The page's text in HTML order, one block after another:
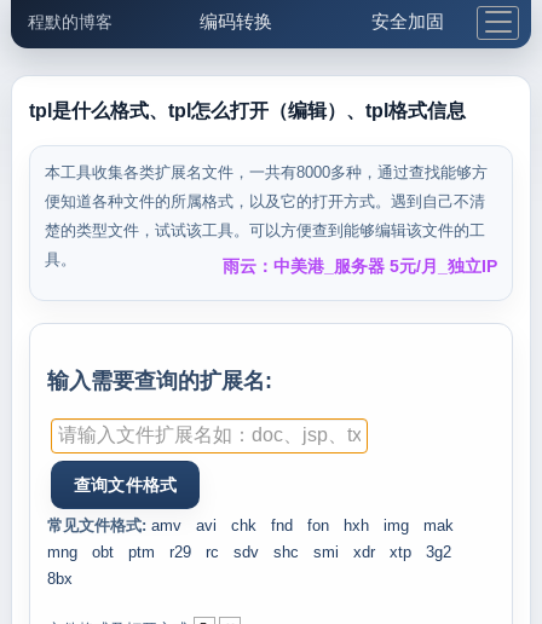
程默的博客 编码转换 安全加固
邮件工具 生活便民 更多工具
5.1支付宝大红包
tpl是什么格式、tpl怎么打开（编辑）、tpl格式信息
本工具收集各类扩展名文件，一共有8000多种，通过查找能够方
便知道各种文件的所属格式，以及它的打开方式。遇到自己不清
楚的类型文件，试试该工具。可以方便查到能够编辑该文件的工
具。
雨云：中美港_服务器 5元/月_独立IP
输入需要查询的扩展名:
常见文件格式: amv avi chk fnd fon hxh img
mak
mng
obt ptm r29 rc sdv shc smi xdr xtp
3g2
8bx